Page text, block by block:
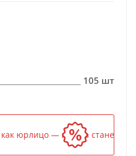
105 шт
как юрлицо — и цена станет